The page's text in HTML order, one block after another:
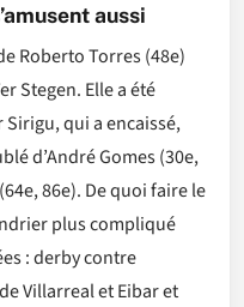
aussi
Roberto Torres (48e)
Stegen. Elle a été
qui a encaissé,
d’André Gomes (30e,
86e). De quoi faire le
plus compliqué
: derby contre
Villarreal et Eibar et